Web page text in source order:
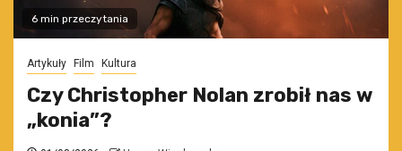
6 min przeczytania
Artykuły Film Kultura
Czy Christopher Nolan zrobił nas w
„konia”?